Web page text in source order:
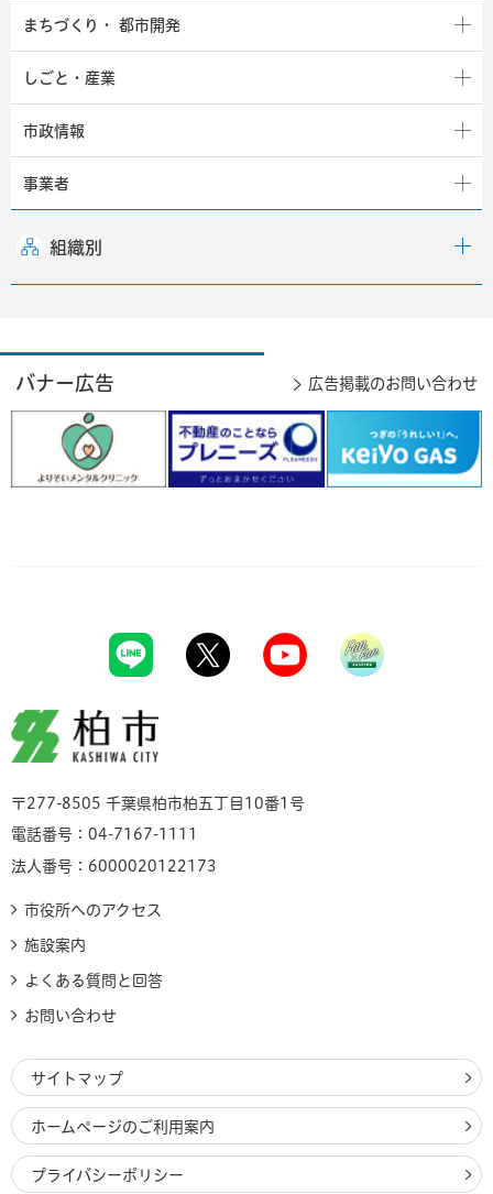
まちづくり・ 都市開発
しごと・産業
市政情報
事業者
組織別
バナー広告 広告掲載のお問い合わせ
柏市
〒277-8505 千葉県柏市柏五丁目10番1号
電話番号：04-7167-1111
法人番号：6000020122173
市役所へのアクセス
施設案内
よくある質問と回答
お問い合わせ
サイトマップ
ホームページのご利用案内
プライバシーポリシー